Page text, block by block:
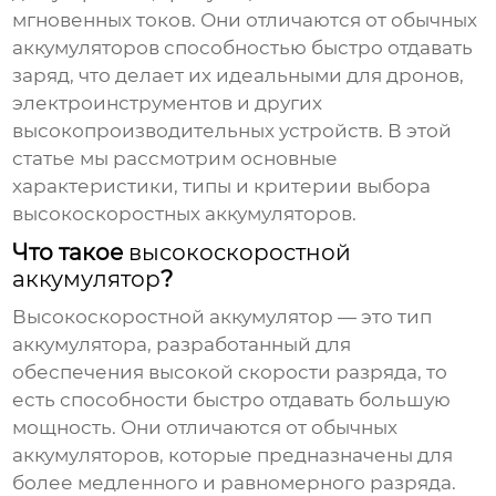
мгновенных токов. Они отличаются от обычных
аккумуляторов способностью быстро отдавать
заряд, что делает их идеальными для дронов,
электроинструментов и других
высокопроизводительных устройств. В этой
статье мы рассмотрим основные
характеристики, типы и критерии выбора
высокоскоростных аккумуляторов.
Что такое высокоскоростной
аккумулятор?
Высокоскоростной аккумулятор — это тип
аккумулятора, разработанный для
обеспечения высокой скорости разряда, то
есть способности быстро отдавать большую
мощность. Они отличаются от обычных
аккумуляторов, которые предназначены для
более медленного и равномерного разряда.